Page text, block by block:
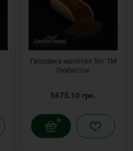
Гвоздика молотая 5кг ТМ
Любисток
5675.10 грн.